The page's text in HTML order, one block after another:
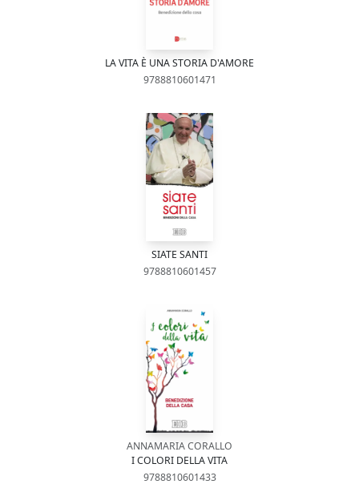
LA VITA È UNA STORIA D'AMORE
9788810601471
SIATE SANTI
9788810601457
ANNAMARIA CORALLO
I COLORI DELLA VITA
9788810601433